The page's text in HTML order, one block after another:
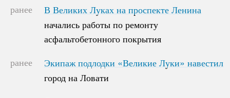
ранее
В Великих Луках на проспекте Ленина
начались работы по ремонту
асфальтобетонного покрытия
В Великих Луках на проспекте Ленина
начались работы по ремонту
асфальтобетонного покрытия
ранее
Экипаж подлодки «Великие Луки» навестил
город на Ловати
Экипаж подлодки «Великие Луки» навестил
город на Ловати